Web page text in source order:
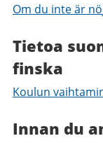
Om du inte är
Tietoa
finska
Koulun
Innan du